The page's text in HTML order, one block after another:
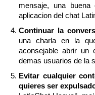
mensaje, una
aplicacion del chat
Continuar la
una charla en la
aconsejable abrir un
demas usuarios de la
Evitar cualquier
quieres ser